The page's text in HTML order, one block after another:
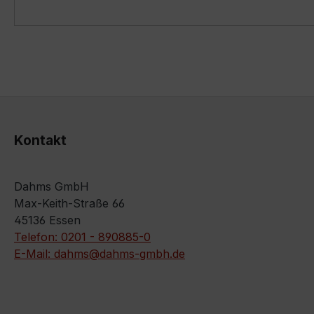
Kontakt
Dahms GmbH
Max-Keith-Straße 66
45136 Essen
Telefon: 0201 - 890885-0
E-Mail: dahms@dahms-gmbh.de